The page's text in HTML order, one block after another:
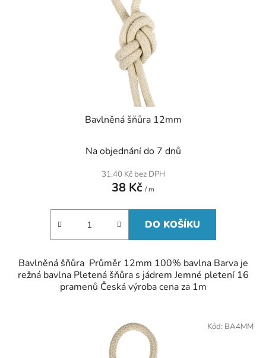
Bavlněná šňůra 12mm
Na objednání do 7 dnů
31,40 Kč bez DPH
38 Kč / m
DO KOŠÍKU
Bavlněná šňůra Průměr 12mm 100% bavlna Barva je
režná bavlna Pletená šňůra s jádrem Jemné pletení 16
pramenů Česká výroba cena za 1m
Kód: BA4MM